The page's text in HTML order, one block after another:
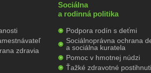
zdravia
Sociálna
a rodinná politika
Podpora rodín s deťmi
Sociálnoprávna ochrana
a sociálna kuratela
Pomoc v hmotnej núdzi
Ťažké zdravotné